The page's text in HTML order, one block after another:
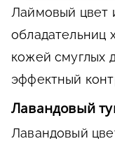
Лаймовый цвет
обладательниц
кожей смуглых
эффектный
Лавандовый
Лавандовый